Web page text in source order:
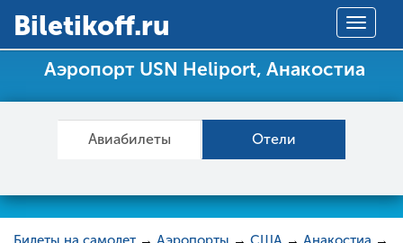
Toggle
Вiletikoff.ru
Аэропорт USN Heliport, Анакостиа
Авиабилеты Отели